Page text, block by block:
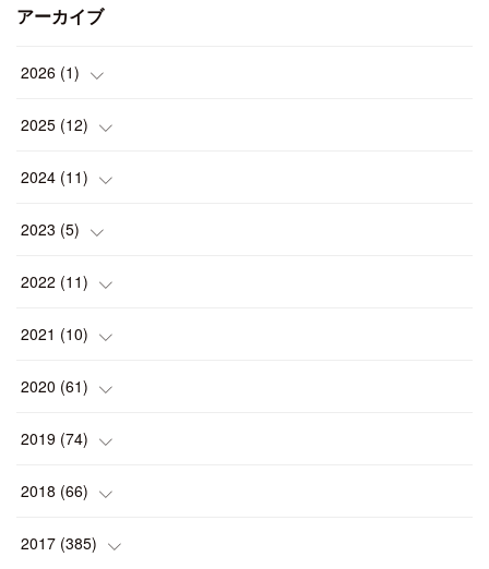
アーカイブ
2026 (1)
(1)
2025 (12)
( 1)
(1
( 2)
( 1)
)
2024 (11)
(1
( 1)
(1)
(2)
)
2023 (5)
( 1)
(2)
(1)
(1)
2022 (11)
(1)
(2)
(4)
(1)
2021 (10)
(2)
(2)
(1)
(2)
2020 (61)
(1)
(1)
(2)
2019 (74)
(10
(7)
2018 (66)
(7)
2017 (385)